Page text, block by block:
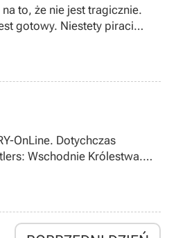
to, że nie jest tragicznie.
gotowy. Niestety piraci
OnLine. Dotychczas
Wschodnie Królestwa.